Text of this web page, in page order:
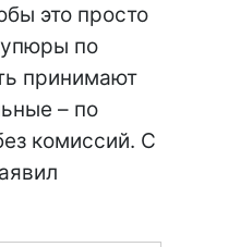
это просто
по
принимают
– по
комиссий. С